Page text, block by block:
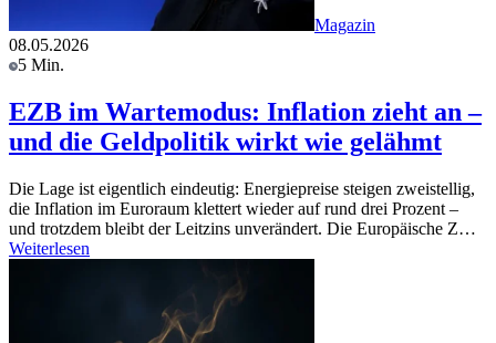
Magazin
08.05.2026
5 Min.
EZB im Wartemodus: Inflation zieht an –
und die Geldpolitik wirkt wie gelähmt
Die Lage ist eigentlich eindeutig: Energiepreise steigen zweistellig,
die Inflation im Euroraum klettert wieder auf rund drei Prozent –
und trotzdem bleibt der Leitzins unverändert. Die Europäische Z…
Weiterlesen